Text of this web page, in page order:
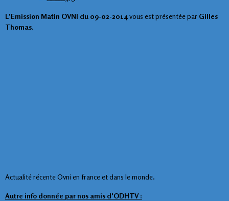
L'Emission Matin OVNI du 09-02-2014vous est présentée par Gilles
Thomas.
Actualité récente Ovni en france et dans le monde.
Autre info donnée par nos amis d'ODHTV :